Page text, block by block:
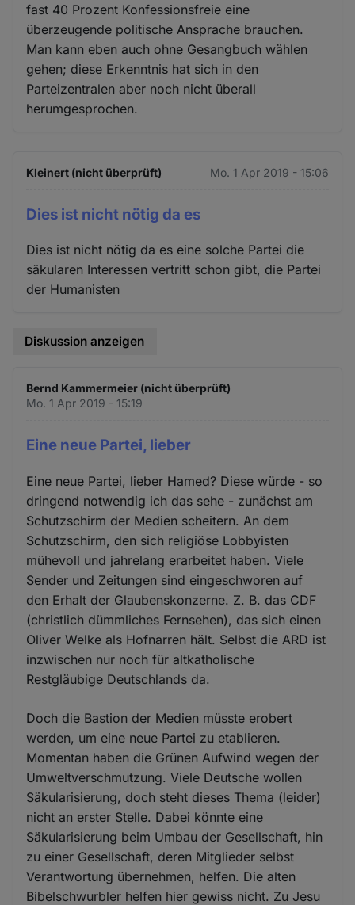
fast 40 Prozent Konfessionsfreie eine
überzeugende politische Ansprache brauchen.
Man kann eben auch ohne Gesangbuch wählen
gehen; diese Erkenntnis hat sich in den
Parteizentralen aber noch nicht überall
herumgesprochen.
Kleinert (nicht überprüft) Mo. 1 Apr 2019 - 15:06
Dies ist nicht nötig da es
Dies ist nicht nötig da es eine solche Partei die
säkularen Interessen vertritt schon gibt, die Partei
der Humanisten
Diskussion anzeigen
Bernd Kammermeier (nicht überprüft)
Mo. 1 Apr 2019 - 15:19
Eine neue Partei, lieber
Eine neue Partei, lieber Hamed? Diese würde - so
dringend notwendig ich das sehe - zunächst am
Schutzschirm der Medien scheitern. An dem
Schutzschirm, den sich religiöse Lobbyisten
mühevoll und jahrelang erarbeitet haben. Viele
Sender und Zeitungen sind eingeschworen auf
den Erhalt der Glaubenskonzerne. Z. B. das CDF
(christlich dümmliches Fernsehen), das sich einen
Oliver Welke als Hofnarren hält. Selbst die ARD ist
inzwischen nur noch für altkatholische
Restgläubige Deutschlands da.
Doch die Bastion der Medien müsste erobert
werden, um eine neue Partei zu etablieren.
Momentan haben die Grünen Aufwind wegen der
Umweltverschmutzung. Viele Deutsche wollen
Säkularisierung, doch steht dieses Thema (leider)
nicht an erster Stelle. Dabei könnte eine
Säkularisierung beim Umbau der Gesellschaft, hin
zu einer Gesellschaft, deren Mitglieder selbst
Verantwortung übernehmen, helfen. Die alten
Bibelschwurbler helfen hier gewiss nicht. Zu Jesu